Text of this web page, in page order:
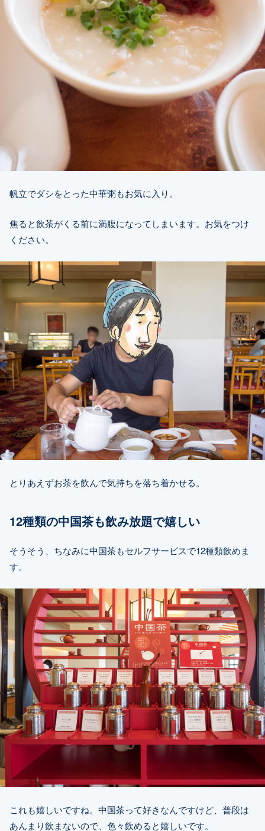
帆立でダシをとった中華粥もお気に入り。
焦ると飲茶がくる前に満腹になってしまいます。お気をつけ
ください。
とりあえずお茶を飲んで気持ちを落ち着かせる。
12種類の中国茶も飲み放題で嬉しい
そうそう、ちなみに中国茶もセルフサービスで12種類飲めま
す。
これも嬉しいですね。中国茶って好きなんですけど、普段は
あんまり飲まないので、色々飲めると嬉しいです。